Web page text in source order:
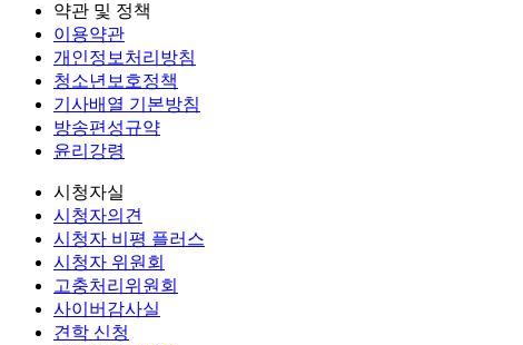
약관 및 정책
이용약관
개인정보처리방침
청소년보호정책
기사배열 기본방침
방송편성규약
윤리강령
시청자실
시청자의견
시청자 비평 플러스
시청자 위원회
고충처리위원회
사이버감사실
견학 신청